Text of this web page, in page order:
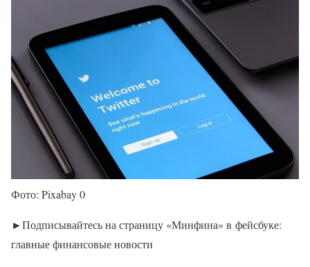
Фото: Pixabay 0
►Подписывайтесь на страницу «Минфина» в фейсбуке:
главные финансовые новости